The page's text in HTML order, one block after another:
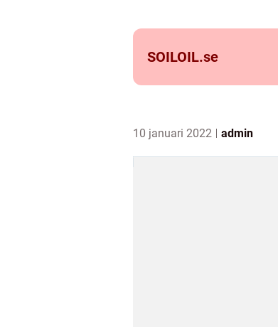
SOILOIL.se
10 januari 2022 admin